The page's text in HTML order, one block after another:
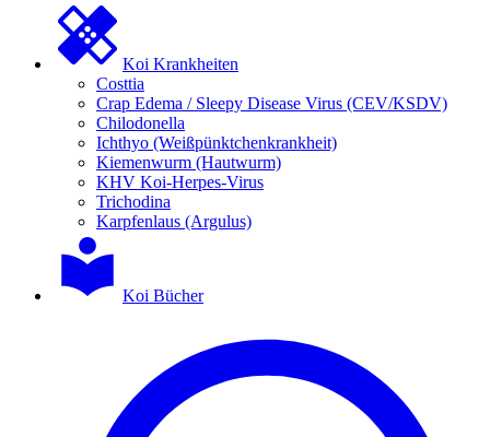
Koi Krankheiten
Costtia
Crap Edema / Sleepy Disease Virus (CEV/KSDV)
Chilodonella
Ichthyo (Weißpünktchenkrankheit)
Kiemenwurm (Hautwurm)
KHV Koi-Herpes-Virus
Trichodina
Karpfenlaus (Argulus)
Koi Bücher